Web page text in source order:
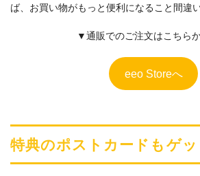
ば、お買い物がもっと便利になること間違
▼通販でのご注文はこちら
eeo Storeへ
特典のポストカードもゲッ